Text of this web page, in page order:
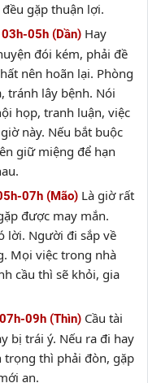
gặp thuận lợi.
05h (Dần) Hay
đói kém, phải đề
nên hoãn lại. Phòng
tránh lây bệnh. Nói
họp, tranh luận, việc
này. Nếu bắt buộc
giữ miệng để hạn
07h (Mão) Là giờ rất
được may mắn.
lời. Người đi sắp về
Mọi việc trong nhà
cầu thì sẽ khỏi, gia
09h (Thìn) Cầu tài
bị trái ý. Nếu ra đi hay
trọng thì phải đòn, gặp
an.